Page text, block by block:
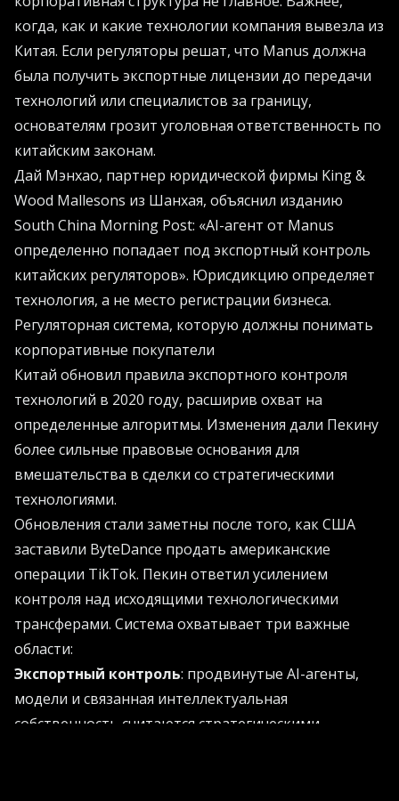
когда, как и какие технологии компания вывезла из
Китая. Если регуляторы решат, что Manus должна
была получить экспортные лицензии до передачи
технологий или специалистов за границу,
основателям грозит уголовная ответственность по
китайским законам.
Дай Мэнхао, партнер юридической фирмы King &
Wood Mallesons из Шанхая, объяснил изданию
South China Morning Post: «AI-агент от Manus
определенно попадает под экспортный контроль
китайских регуляторов». Юрисдикцию определяет
технология, а не место регистрации бизнеса.
Регуляторная система, которую должны понимать
корпоративные покупатели
Китай обновил правила экспортного контроля
технологий в 2020 году, расширив охват на
определенные алгоритмы. Изменения дали Пекину
более сильные правовые основания для
вмешательства в сделки со стратегическими
технологиями.
Обновления стали заметны после того, как США
заставили ByteDance продать американские
операции TikTok. Пекин ответил усилением
контроля над исходящими технологическими
трансферами. Система охватывает три важные
области:
Экспортный контроль: продвинутые AI-агенты,
модели и связанная интеллектуальная
собственность считаются стратегическими